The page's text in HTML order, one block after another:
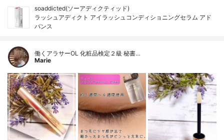
soaddicted(ソーアディクティッド)
ラッシュアディクト アイラッシュコンディショニングセラム アド
バンス
働くアラサーOL 化粧品検定２級 秘書…
Marie